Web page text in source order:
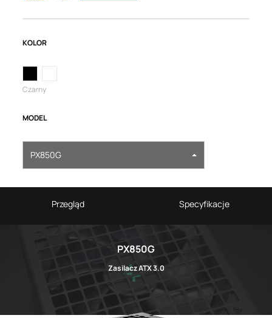
KOLOR
Czarny
MODEL
PX850G
Przegląd Specyfikacje
PX850G
Zasilacz ATX 3.0